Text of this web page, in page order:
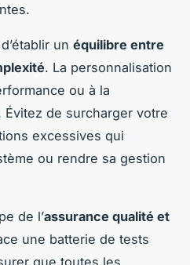
un équilibre entre
. La personnalisation
ou à la
de surcharger votre
excessives qui
ou rendre sa gestion
de l’assurance qualité et
une batterie de tests
que toutes les